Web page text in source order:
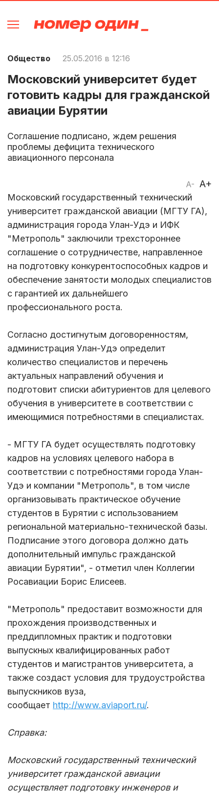
Общество 25.05.2016 в 12:16
Московский университет будет
готовить кадры для гражданской
авиации Бурятии
Соглашение подписано, ждем решения
проблемы дефицита технического
авиационного персонала
A- A+
Московский государственный технический
университет гражданской авиации (МГТУ ГА),
администрация города Улан-Удэ и ИФК
"Метрополь" заключили трехстороннее
соглашение о сотрудничестве, направленное
на подготовку конкурентоспособных кадров и
обеспечение занятости молодых специалистов
с гарантией их дальнейшего
профессионального роста.
Согласно достигнутым договоренностям,
администрация Улан-Удэ определит
количество специалистов и перечень
актуальных направлений обучения и
подготовит списки абитуриентов для целевого
обучения в университете в соответствии с
имеющимися потребностями в специалистах.
- МГТУ ГА будет осуществлять подготовку
кадров на условиях целевого набора в
соответствии с потребностями города Улан-
Удэ и компании "Метрополь", в том числе
организовывать практическое обучение
студентов в Бурятии с использованием
региональной материально-технической базы.
Подписание этого договора должно дать
дополнительный импульс гражданской
авиации Бурятии", - отметил член Коллегии
Росавиации Борис Елисеев.
"Метрополь" предоставит возможности для
прохождения производственных и
преддипломных практик и подготовки
выпускных квалифицированных работ
студентов и магистрантов университета, а
также создаст условия для трудоустройства
выпускников вуза,
сообщает http://www.aviaport.ru/.
Справка:
Московский государственный технический
университет гражданской авиации
осуществляет подготовку инженеров и